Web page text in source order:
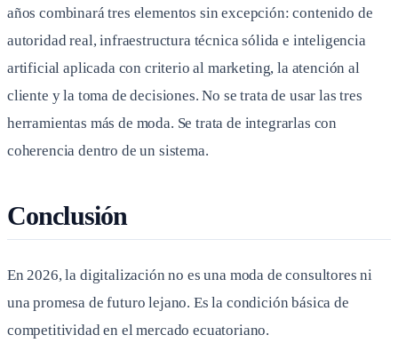
años combinará tres elementos sin excepción: contenido de
autoridad real, infraestructura técnica sólida e inteligencia
artificial aplicada con criterio al marketing, la atención al
cliente y la toma de decisiones. No se trata de usar las tres
herramientas más de moda. Se trata de integrarlas con
coherencia dentro de un sistema.
Conclusión
En 2026, la digitalización no es una moda de consultores ni
una promesa de futuro lejano. Es la condición básica de
competitividad en el mercado ecuatoriano.